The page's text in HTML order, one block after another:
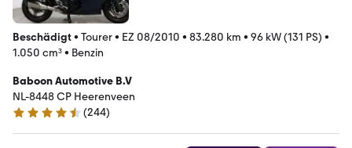
Beschädigt• Tourer• EZ 08/2010 • 83.280 km • 96 kW (131 PS) •
1.050 cm³• Benzin
Baboon Automotive B.V
NL-8448 CP Heerenveen
4.7 Sterne
(244)